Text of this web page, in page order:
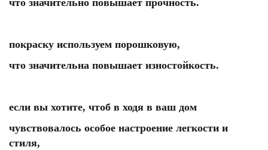
что значительно повышает прочность.
покраску используем порошковую,
что значительна повышает изностойкость.
если вы хотите, чтоб в ходя в ваш дом
чувствовалось особое настроение легкости и
стиля,